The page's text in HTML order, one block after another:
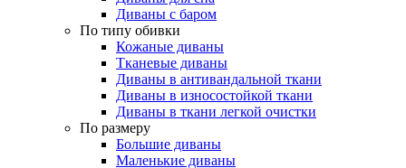
Диваны с баром
По типу обивки
Кожаные диваны
Тканевые диваны
Диваны в антивандальной ткани
Диваны в износостойкой ткани
Диваны в ткани легкой очистки
По размеру
Большие диваны
Маленькие диваны